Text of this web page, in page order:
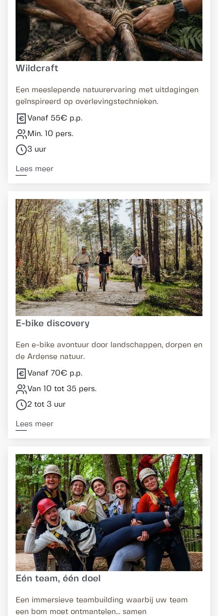
Wildcraft
Een meeslepende natuurervaring met uitdagingen
geïnspireerd op overlevingstechnieken.
Vanaf 55€ p.p.
Min. 10 pers.
3 uur
Lees meer
E-bike discovery
Een e-bike avontuur door landschappen, dorpen en
de Ardense natuur.
Vanaf 70€ p.p.
Van 10 tot 35 pers.
2 tot 3 uur
Lees meer
Eén team, één doel
Een immersieve teambuilding waarbij uw team
een bom moet ontmantelen... samen